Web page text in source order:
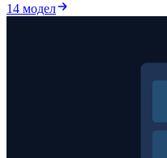
14 модел